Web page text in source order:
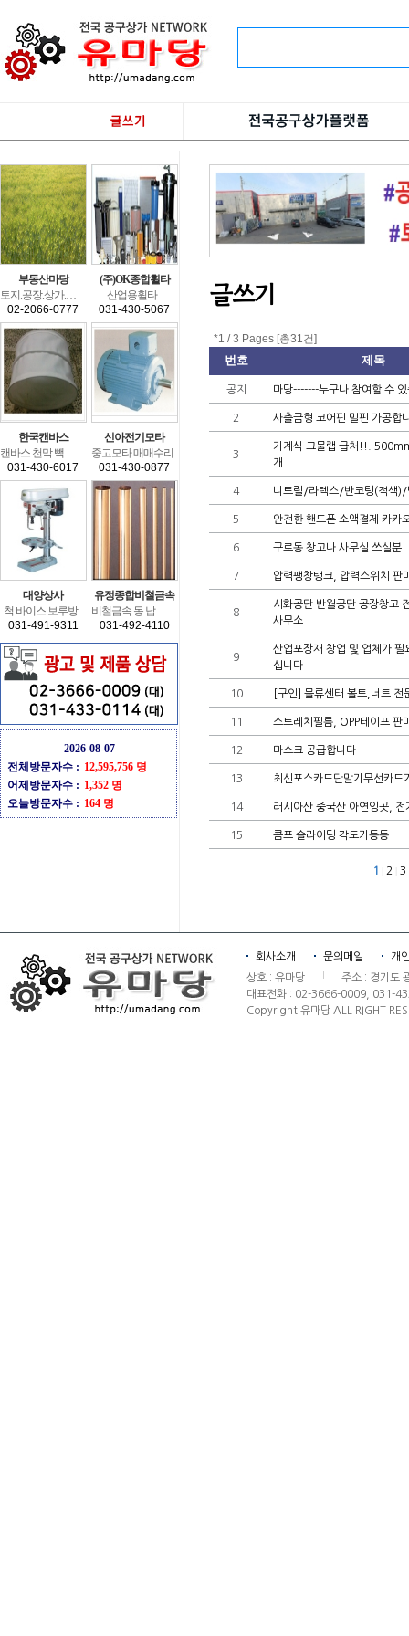
부동산마당
토지.공장.상가.창고.상가건물.수익형부동산.전원주택.건축.분양.
02-2066-0777
(주)OK종합휠타
산업용휠타
031-430-5067
한국캔바스
캔바스천막빽휠타
031-430-6017
신아전기모타
중고모타매매수리
031-430-0877
대양상사
척바이스보루방
031-491-9311
유정종합비철금속
비철금속동납알루미늄
031-492-4110
2026-08-07
전체방문자수: 12,595,756명
어제방문자수: 1,352명
오늘방문자수: 164명
글쓰기
*1/3Pages[총31건]
번호 제목
공지 마당-------누구나참여할수있
2 사출금형코어핀밀핀가공합
3
기계식그물랩급처
개
4 니트릴/라텍스/반코팅(적색
5 안전한핸드폰소액결제카카
6 구로동창고나사무실쓰실분.
7 압력팽창탱크,압력스위치판
8
시화공단반월공단공장창고
사무소
9
산업포장재창업및업체가필
십니다
10 [구인]물류센터볼트,너트전
11 스트레치필름,OPP테이프판
12 마스크공급합니다
13 최신포스카드단말기무선카드
14 러시아산중국산아연잉곳,전
15 콤프슬라이딩각도기등등
1 2 3
회사소개 문의메일
개
상호:유마당
주소:경기도
대표전화:02-3666-0009,031-
Copyright유마당